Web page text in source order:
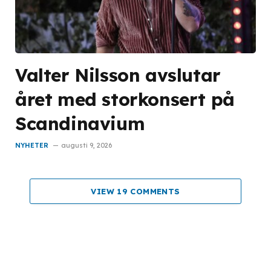
Valter Nilsson avslutar
året med storkonsert på
Scandinavium
NYHETER augusti 9, 2026
VIEW 19 COMMENTS